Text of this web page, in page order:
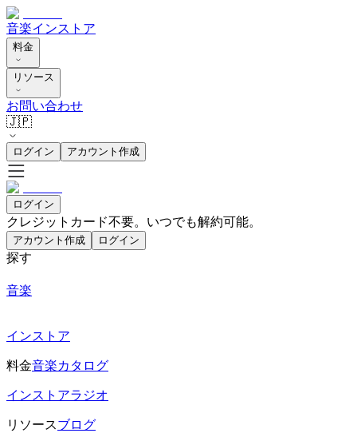
音楽インストア
料金
リソース
お問い合わせ
🇯🇵
ログイン アカウント作成
ログイン
クレジットカード不要。いつでも解約可能。
アカウント作成 ログイン
探す
音楽
インストア
料金音楽カタログ
インストアラジオ
リソースブログ